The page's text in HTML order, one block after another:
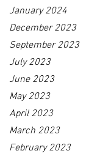
January 2024
December 2023
September 2023
July 2023
June 2023
May 2023
April 2023
March 2023
February 2023